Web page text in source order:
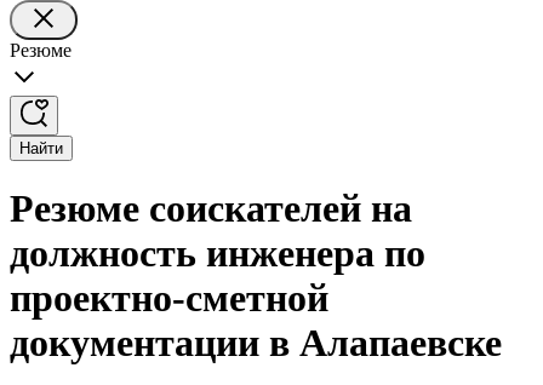
Резюме
Найти
Резюме соискателей на
должность инженера по
проектно-сметной
документации в Алапаевске